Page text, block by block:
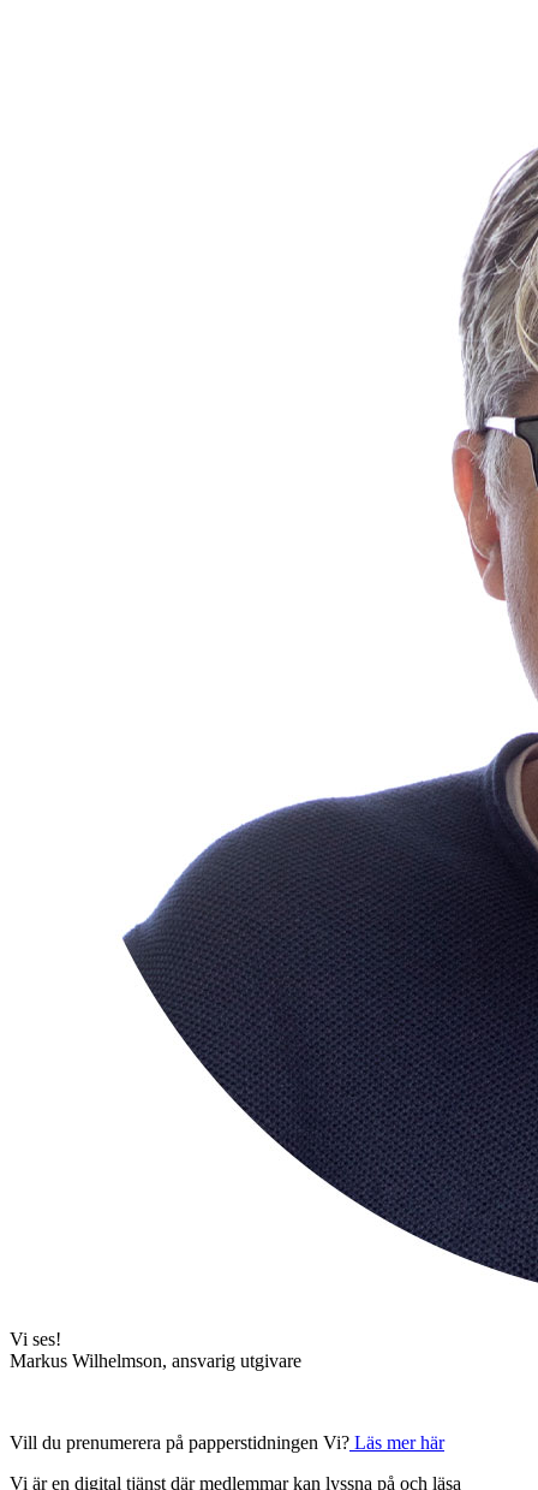
Vi ses!
Markus Wilhelmson, ansvarig utgivare
Vill du prenumerera på papperstidningen Vi? Läs mer här
Vi är en digital tjänst där medlemmar kan lyssna på och läsa